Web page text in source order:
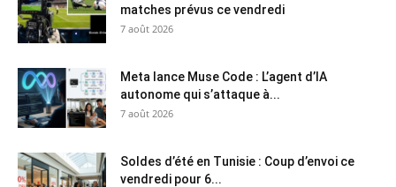
matches prévus ce vendredi
7 août 2026
Meta lance Muse Code : L’agent d’IA
autonome qui s’attaque à...
7 août 2026
Soldes d’été en Tunisie : Coup d’envoi ce
vendredi pour 6...